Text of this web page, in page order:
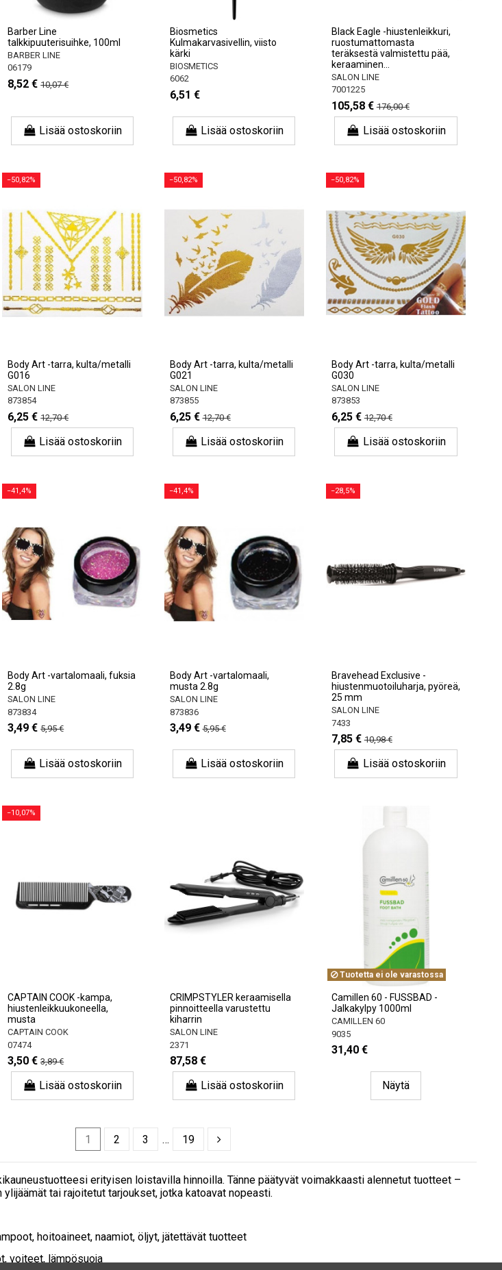
Barber Line
talkkipuuterisuihke, 100ml
BARBER LINE
06179
8,52 € 10,07 €
Lisää ostoskoriin
Biosmetics
Kulmakarvasivellin, viisto
kärki
BIOSMETICS
6062
6,51 €
Lisää ostoskoriin
Black Eagle -hiustenleikkuri,
ruostumattomasta
teräksestä valmistettu pää,
keraaminen...
SALON LINE
7001225
105,58 € 176,00 €
Lisää ostoskoriin
−50,82%
Body Art -tarra, kulta/metalli
G016
SALON LINE
873854
6,25 € 12,70 €
Lisää ostoskoriin
−50,82%
Body Art -tarra, kulta/metalli
G021
SALON LINE
873855
6,25 € 12,70 €
Lisää ostoskoriin
−50,82%
Body Art -tarra, kulta/metalli
G030
SALON LINE
873853
6,25 € 12,70 €
Lisää ostoskoriin
−41,4%
Body Art -vartalomaali, fuksia
2.8g
SALON LINE
873834
3,49 € 5,95 €
Lisää ostoskoriin
−41,4%
Body Art -vartalomaali,
musta 2.8g
SALON LINE
873836
3,49 € 5,95 €
Lisää ostoskoriin
−28,5%
Bravehead Exclusive -
hiustenmuotoiluharja, pyöreä,
25 mm
SALON LINE
7433
7,85 € 10,98 €
Lisää ostoskoriin
−10,07%
CAPTAIN COOK -kampa,
hiustenleikkuukoneella,
musta
CAPTAIN COOK
07474
3,50 € 3,89 €
Lisää ostoskoriin
CRIMPSTYLER keraamisella
pinnoitteella varustettu
kiharrin
SALON LINE
2371
87,58 €
Lisää ostoskoriin
Tuotetta ei ole varastossa
Camillen 60 - FUSSBAD -
Jalkakylpy 1000ml
CAMILLEN 60
9035
31,40 €
Näytä
1 2 3 … 19
erityisen loistavilla hinnoilla. Tänne päätyvät voimakkaasti alennetut tuotteet –
tai rajoitetut tarjoukset, jotka katoavat nopeasti.
hoitoaineet, naamiot, öljyt, jätettävät tuotteet
voiteet, lämpösuoja